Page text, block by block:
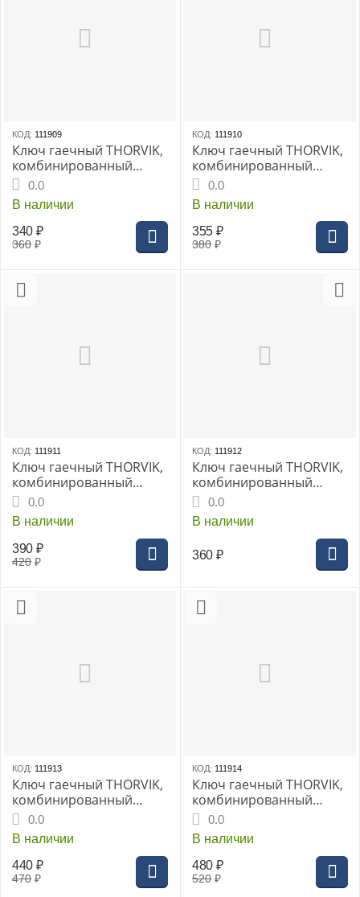
КОД: 111909
Ключ гаечный THORVIK,
комбинированный
трещоточный короткий
14 мм
0.0
В наличии
360 ₽
340 ₽
КОД: 111910
Ключ гаечный THORVIK,
комбинированный
трещоточный короткий
15 мм
0.0
В наличии
380 ₽
355 ₽
КОД: 111911
Ключ гаечный THORVIK,
комбинированный
трещоточный короткий
16 мм
0.0
В наличии
420 ₽
390 ₽
КОД: 111912
Ключ гаечный THORVIK,
комбинированный
трещоточный короткий
17 мм
0.0
В наличии
360 ₽
КОД: 111913
Ключ гаечный THORVIK,
комбинированный
трещоточный короткий
18 мм
0.0
В наличии
470 ₽
440 ₽
КОД: 111914
Ключ гаечный THORVIK,
комбинированный
трещоточный короткий
19 мм
0.0
В наличии
520 ₽
480 ₽